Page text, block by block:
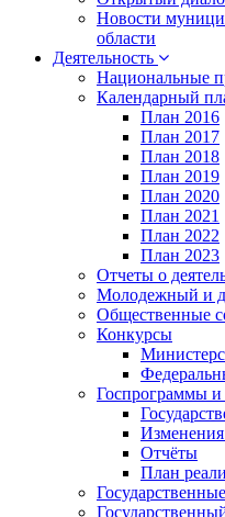
Новости
области
Деятельность
Национальные
Календарный
План 2016
План 2017
План 2018
План 2019
План 2020
План 2021
План 2022
План 2023
Отчеты о
Молодежный и
Общественные
Конкурсы
Госпрограммы
Отчёты
План